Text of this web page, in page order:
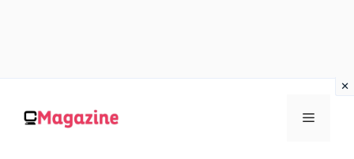
contenuto
MENU